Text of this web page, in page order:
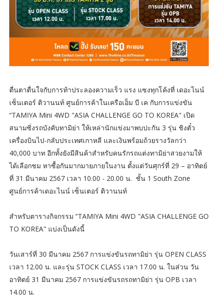
ตื่นตาตื่นใจกับการท้าประลองความเร็ว แรง แซงทุกโค้งที่ เดอะไนน์
เซ็นเตอร์ ติวานนท์ ศูนย์การค้าในเครือเอ็ม บี เค กับการแข่งขัน
“TAMIYA Mini 4WD "ASIA CHALLENGE GO TO KOREA" เปิด
สนามซิ่งรถบังคับทามิย่า ให้เหล่านักแข่งมาพบปะกัน 3 รุ่น ชิงตั๋ว
เครื่องบินไป-กลับประเทศเกาหลี และเงินพร้อมถ้วยรางวัลกว่า
40,000 บาท อีกทั้งยังมีสินค้าสำหรับคนรักรถแต่งทามิย่าสวยงามให้
ได้เลือกชม หาซื้อกันมากมายภายในงาน ตั้งแต่วันศุกร์ที่ 29 – อาทิตย์
ที่ 31 มีนาคม 2567 เวลา 10.00 - 20.00 น. ชั้น 1 South Zone
ศูนย์การค้าเดอะไนน์ เซ็นเตอร์ ติวานนท์
สำหรับตารางกิจกรรม “TAMIYA Mini 4WD "ASIA CHALLENGE GO
TO KOREA" แบ่งเป็นดังนี้
วันเสาร์ที่ 30 มีนาคม 2567 การแข่งขันรถทามิย่า รุ่น OPEN CLASS
เวลา 12.00 น. และรุ่น STOCK CLASS เวลา 17.00 น. ในส่วน วัน
อาทิตย์ 31 มีนาคม 2567 การแข่งขันรถรถทามิย่า รุ่น OPB เวลา
14.00 น.